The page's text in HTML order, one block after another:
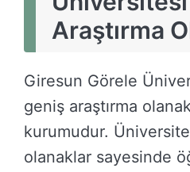
Araştırma
Giresun Görele
geniş araştırma
kurumudur.
olanaklar sayesinde